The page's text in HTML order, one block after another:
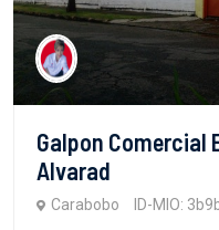
Galpon Comercial
Alvarad
Carabobo ID-MIO: